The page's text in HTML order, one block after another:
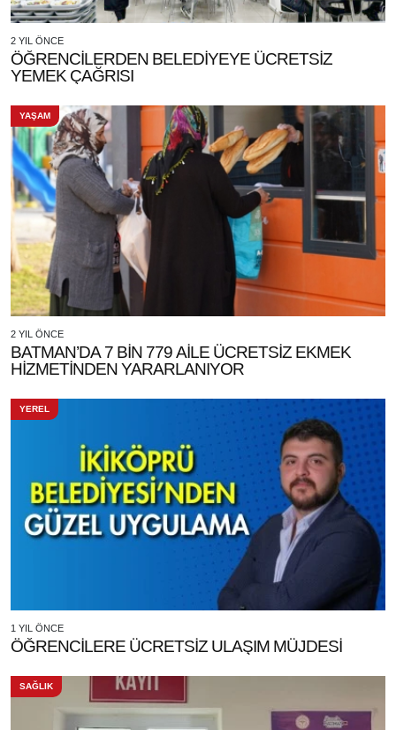
2 YIL ÖNCE
ÖĞRENCİLERDEN BELEDİYEYE ÜCRETSİZ
YEMEK ÇAĞRISI
YAŞAM
2 YIL ÖNCE
BATMAN’DA 7 BİN 779 AİLE ÜCRETSİZ EKMEK
HİZMETİNDEN YARARLANIYOR
YEREL
1 YIL ÖNCE
ÖĞRENCİLERE ÜCRETSİZ ULAŞIM MÜJDESİ
SAĞLIK